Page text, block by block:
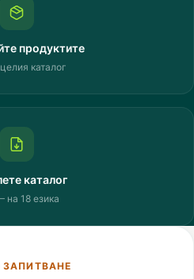
продуктите
каталог
каталог
на 18 езика
ЗАПИТВАНЕ